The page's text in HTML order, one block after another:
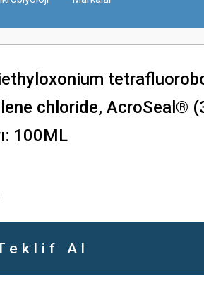
chloride, AcroSeal®
100ML
Al